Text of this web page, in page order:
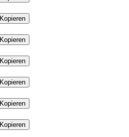
Kopieren
Kopieren
Kopieren
Kopieren
Kopieren
Kopieren